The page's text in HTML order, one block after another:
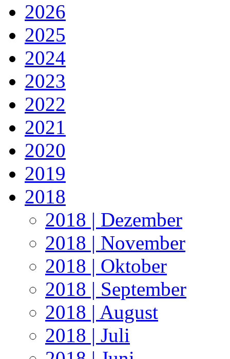
2026
2025
2024
2023
2022
2021
2020
2019
2018
2018 | Dezember
2018 | November
2018 | Oktober
2018 | September
2018 | August
2018 | Juli